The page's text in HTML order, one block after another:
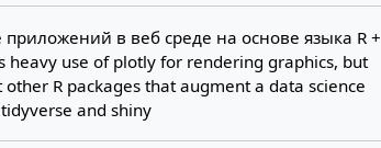
приложений в веб среде на основе языка R +
heavy use of plotly for rendering graphics, but
other R packages that augment a data science
and shiny